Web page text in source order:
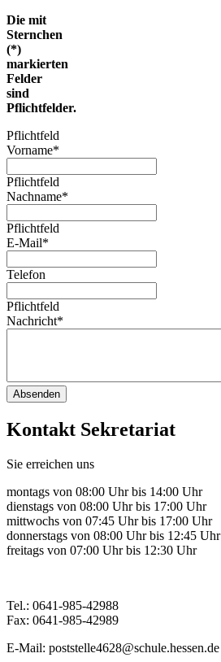
Die mit
Sternchen
(*)
markierten
Felder
sind
Pflichtfelder.
Pflichtfeld
Vorname*
Pflichtfeld
Nachname*
Pflichtfeld
E-Mail*
Telefon
Pflichtfeld
Nachricht*
Absenden
Kontakt Sekretariat
Sie erreichen uns
montags von 08:00 Uhr bis 14:00 Uhr
dienstags von 08:00 Uhr bis 17:00 Uhr
mittwochs von 07:45 Uhr bis 17:00 Uhr
donnerstags von 08:00 Uhr bis 12:45 Uhr
freitags von 07:00 Uhr bis 12:30 Uhr
Tel.: 0641-985-42988
Fax: 0641-985-42989
E-Mail: poststelle4628@schule.hessen.de